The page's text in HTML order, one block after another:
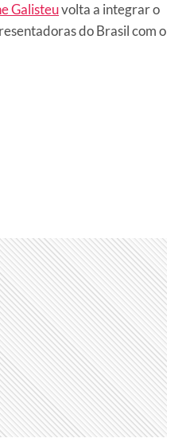
Galisteuvolta a integrar o
do Brasil com o